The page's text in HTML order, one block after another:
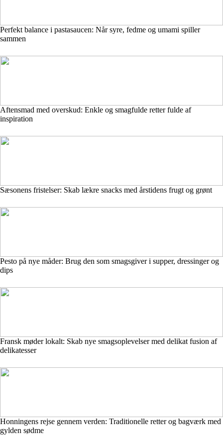
Perfekt balance i pastasaucen: Når syre, fedme og umami spiller
sammen
Aftensmad med overskud: Enkle og smagfulde retter fulde af
inspiration
Sæsonens fristelser: Skab lækre snacks med årstidens frugt og grønt
Pesto på nye måder: Brug den som smagsgiver i supper, dressinger og
dips
Fransk møder lokalt: Skab nye smagsoplevelser med delikat fusion af
delikatesser
Honningens rejse gennem verden: Traditionelle retter og bagværk med
gylden sødme